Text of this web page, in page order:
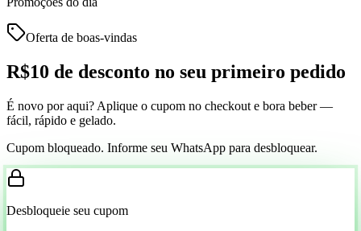
Oferta de boas-vindas
R$10 de desconto no seu primeiro pedido
É novo por aqui? Aplique o cupom no checkout e bora beber —
fácil, rápido e gelado.
Cupom bloqueado. Informe seu WhatsApp para desbloquear.
Desbloqueie seu cupom